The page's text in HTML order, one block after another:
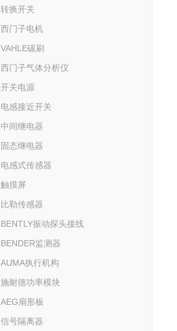
转换开关
西门子电机
VAHLE碳刷
西门子气体分析仪
开关电源
电感接近开关
中间继电器
固态继电器
电感式传感器
触摸屏
比勒传感器
BENTLY振动探头接线
BENDER监测器
AUMA执行机构
施耐德功率模块
AEG扇形板
信号隔离器